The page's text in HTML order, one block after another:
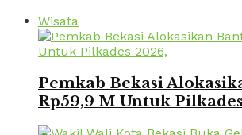
Wisata
Pemkab Bekasi
Rp59,9 M Untuk